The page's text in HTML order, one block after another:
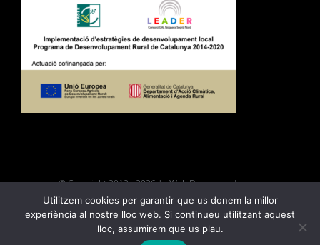
© Copyright 2012 -2026 | Web Desarroyada por
|
Política de privacitat|
Política de
cookies|
Avís legal i condicions d’ús
Utilitzem cookies per garantir que us donem la millor
experiència al nostre lloc web. Si continueu utilitzant aquest
lloc, assumirem que us plau.